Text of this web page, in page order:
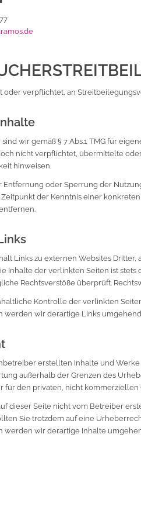
oder verpflichtet, an
wir gemäß § 7 Abs.1 TMG für
nicht verpflichtet, übermittelte
hinweisen.
Entfernung oder Sperrung der
der Kenntnis einer
Links zu externen Websites
Inhalte der verlinkten Seiten ist
Rechtsverstöße überprüft.
Kontrolle der verlinkten
werden wir derartige Links
erstellten Inhalte und
außerhalb der Grenzen des
für den privaten, nicht kommerziellen
dieser Seite nicht vom Betreiber
Sie trotzdem auf eine
werden wir derartige Inhalte